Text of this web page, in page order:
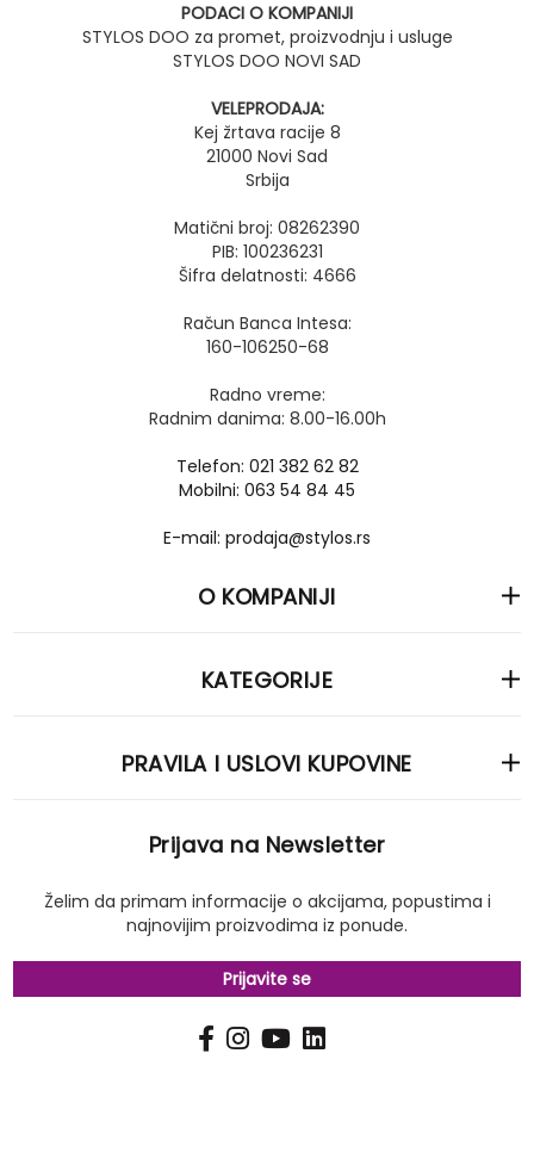
PODACI O KOMPANIJI
STYLOS DOO za promet, proizvodnju i usluge
STYLOS DOO NOVI SAD
VELEPRODAJA:
Kej žrtava racije 8
21000 Novi Sad
Srbija
Matični broj: 08262390
PIB: 100236231
Šifra delatnosti: 4666
Račun Banca Intesa:
160-106250-68
Radno vreme:
Radnim danima: 8.00-16.00h
Telefon: 021 382 62 82
Mobilni: 063 54 84 45
E-mail: prodaja@stylos.rs
O KOMPANIJI
KATEGORIJE
PRAVILA I USLOVI KUPOVINE
Prijava na Newsletter
Želim da primam informacije o akcijama, popustima i
najnovijim proizvodima iz ponude.
Prijavite se